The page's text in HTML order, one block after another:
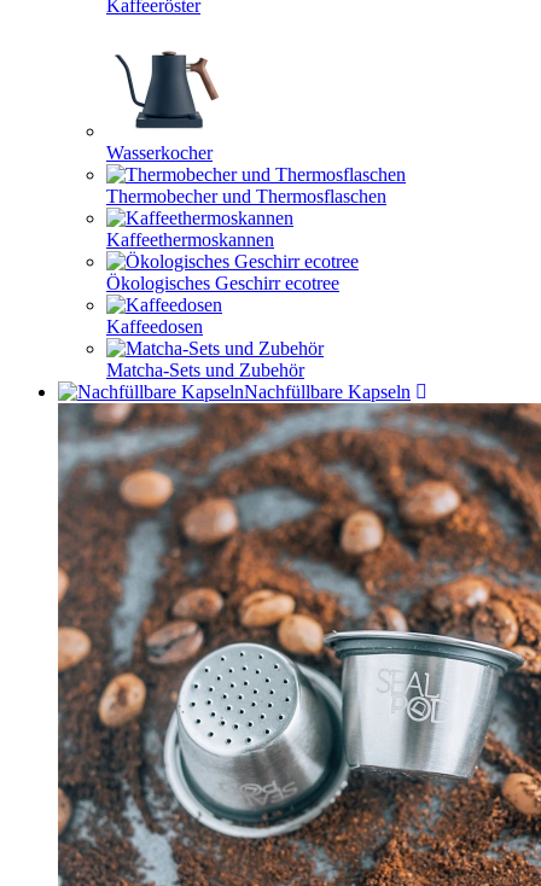
Kaffeeröster
Wasserkocher
Thermobecher und Thermosflaschen
Kaffeethermoskannen
Ökologisches Geschirr ecotree
Kaffeedosen
Matcha-Sets und Zubehör
Nachfüllbare Kapseln